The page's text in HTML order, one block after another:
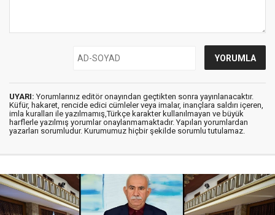
UYARI: Yorumlarınız editör onayından geçtikten sonra yayınlanacaktır.
Küfür, hakaret, rencide edici cümleler veya imalar, inançlara saldırı içeren,
imla kuralları ile yazılmamış,Türkçe karakter kullanılmayan ve büyük
harflerle yazılmış yorumlar onaylanmamaktadır. Yapılan yorumlardan
yazarları sorumludur. Kurumumuz hiçbir şekilde sorumlu tutulamaz.